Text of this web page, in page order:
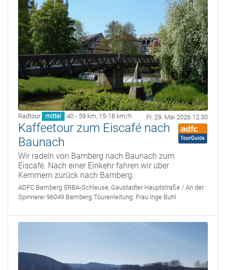
Radtour mittel 40 - 59 km, 15-18 km/h Fr. 29. Mai 2026 12:30
Kaffeetour zum Eiscafé nach
Baunach
Wir radeln von Bamberg nach Baunach zum
Eiscafé. Nach einer Einkehr fahren wir über
Kemmern zurück nach Bamberg.
ADFC Bamberg ERBA-Schleuse, Gaustadter Hauptstraße / An der
Spinnerei 96049 Bamberg Tourenleitung: Frau Inge Buhl